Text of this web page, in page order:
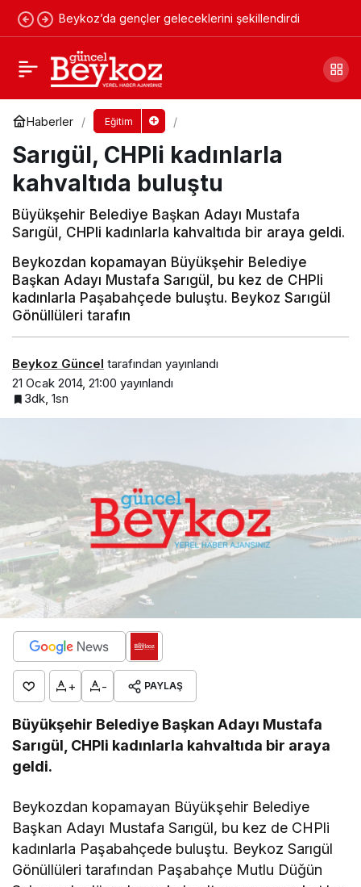
Beykoz’da gençler geleceklerini şekillendirdi
Haberler Eğitim
Sarıgül, CHPli kadınlarla
kahvaltıda buluştu
Büyükşehir Belediye Başkan Adayı Mustafa
Sarıgül, CHPli kadınlarla kahvaltıda bir araya geldi.
Beykozdan kopamayan Büyükşehir Belediye
Başkan Adayı Mustafa Sarıgül, bu kez de CHPli
kadınlarla Paşabahçede buluştu. Beykoz Sarıgül
Gönüllüleri tarafın
Beykoz Güncel tarafından yayınlandı
21 Ocak 2014, 21:00 yayınlandı
3dk, 1sn
+ - PAYLAŞ
Büyükşehir Belediye Başkan Adayı Mustafa
Sarıgül, CHPli kadınlarla kahvaltıda bir araya
geldi.
Beykozdan kopamayan Büyükşehir Belediye
Başkan Adayı Mustafa Sarıgül, bu kez de CHPli
kadınlarla Paşabahçede buluştu. Beykoz Sarıgül
Gönüllüleri tarafından Paşabahçe Mutlu Düğün
En iyi Baba, benim Babam!
Yorum Yap Paylaş